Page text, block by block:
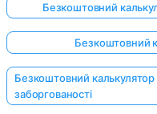
Безкоштовний
Безкоштовний
Безкоштовний калькулятор
заборгованості